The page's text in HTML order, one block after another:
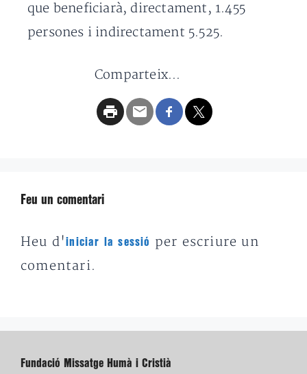
que beneficiarà, directament, 1.455
persones i indirectament 5.525.
Comparteix...
Feu un comentari
Heu d'iniciar la sessió
per escriure un
comentari.
Fundació Missatge Humà i Cristià